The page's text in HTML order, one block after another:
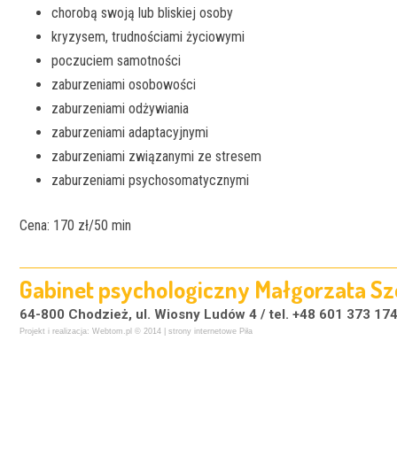
chorobą swoją lub bliskiej osoby
kryzysem, trudnościami życiowymi
poczuciem samotności
zaburzeniami osobowości
zaburzeniami odżywiania
zaburzeniami adaptacyjnymi
zaburzeniami związanymi ze stresem
zaburzeniami psychosomatycznymi
Cena: 170 zł/50 min
Gabinet psychologiczny Małgorzata
64-800 Chodzież, ul. Wiosny Ludów 4 / tel. +48 601 373
Projekt i realizacja: Webtom.pl © 2014 | strony internetowe Piła